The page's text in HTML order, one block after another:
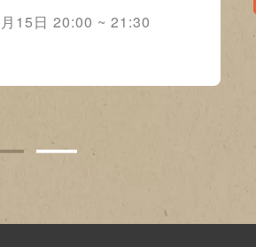
22日 20:00 ~ 21:30